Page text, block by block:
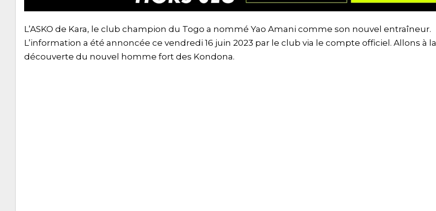
L’ASKO de Kara, le club champion du Togo a nommé Yao Amani comme son nouvel entraîneur.
L’information a été annoncée ce vendredi 16 juin 2023 par le club via le compte officiel. Allons à la
découverte du nouvel homme fort des Kondona.